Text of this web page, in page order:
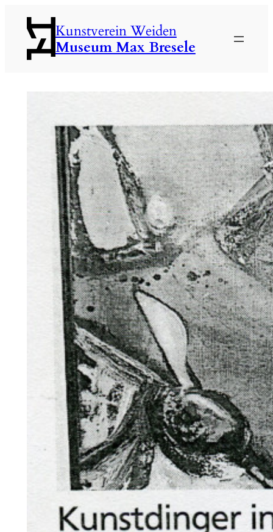
Inhalt
springen
Kunstverein Weiden
Museum Max Bresele